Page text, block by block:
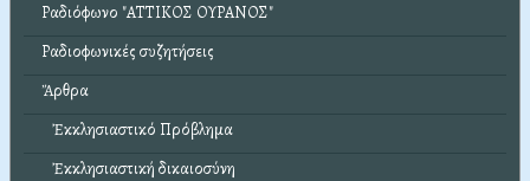
Ραδιόφωνο "ΑΤΤΙΚΟΣ ΟΥΡΑΝΟΣ"
Ραδιοφωνικές συζητήσεις
Ἄρθρα
Ἐκκλησιαστικό Πρόβλημα
Ἐκκλησιαστική δικαιοσύνη